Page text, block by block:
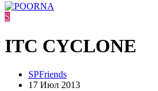
S
ITC CYCLONE
SPFriends
17 Июл 2013